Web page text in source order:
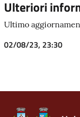
Ulteriori
Ultimo
02/08/23, 23:30